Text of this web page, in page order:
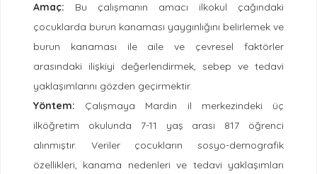
Amaç:
Bu çalışmanın amacı ilkokul çağındaki
çocuklarda burun kanaması yaygınlığını belirlemek ve
burun kanaması ile aile ve çevresel faktörler
arasındaki ilişkiyi değerlendirmek, sebep ve tedavi
yaklaşımlarını gözden geçirmektir.
Yöntem: Çalışmaya Mardin il merkezindeki üç
ilköğretim okulunda 7-11 yaş arası 817 öğrenci
alınmıştır. Veriler çocukların sosyo-demografik
özellikleri, kanama nedenleri ve tedavi yaklaşımları